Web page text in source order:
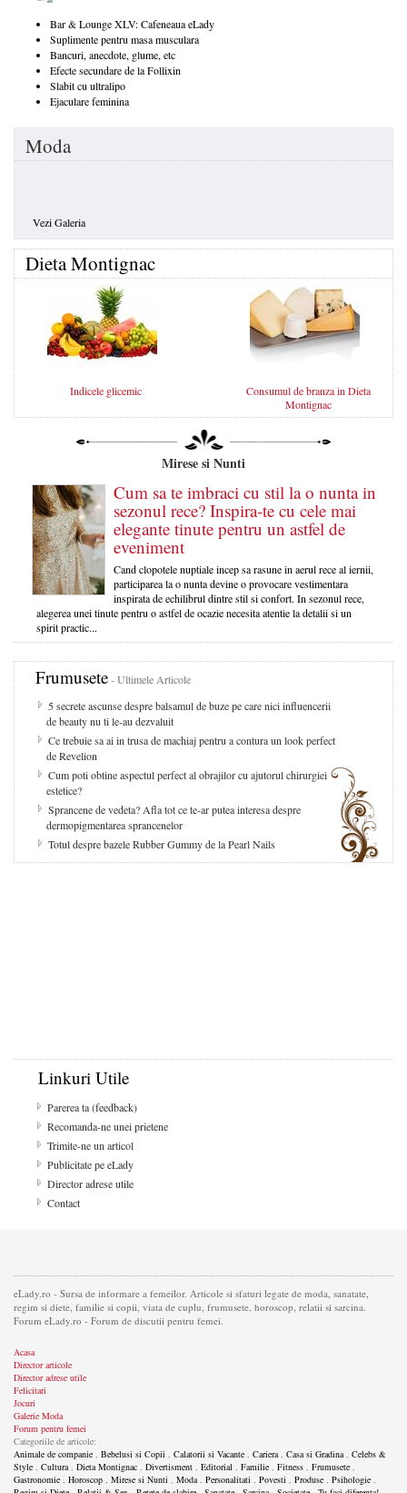
Bar & Lounge XLV: Cafeneaua eLady
Suplimente pentru masa musculara
Bancuri, anecdote, glume, etc
Efecte secundare de la Follixin
Slabit cu ultralipo
Ejaculare feminina
Moda
Vezi Galeria
Dieta Montignac
Indicele glicemic
Consumul de branza in Dieta
Montignac
Mirese si Nunti
Cum sa te imbraci cu stil la o nunta in
sezonul rece? Inspira-te cu cele mai
elegante tinute pentru un astfel de
eveniment
Cand clopotele nuptiale incep sa rasune in aerul rece al iernii,
participarea la o nunta devine o provocare vestimentara
inspirata de echilibrul dintre stil si confort. In sezonul rece,
alegerea unei tinute pentru o astfel de ocazie necesita atentie la detalii si un
spirit practic...
Frumusete- Ultimele Articole
5 secrete ascunse despre balsamul de buze pe care nici influencerii
de beauty nu ti le-au dezvaluit
Ce trebuie sa ai in trusa de machiaj pentru a contura un look perfect
de Revelion
Cum poti obtine aspectul perfect al obrajilor cu ajutorul chirurgiei
estetice?
Sprancene de vedeta? Afla tot ce te-ar putea interesa despre
dermopigmentarea sprancenelor
Totul despre bazele Rubber Gummy de la Pearl Nails
Linkuri Utile
Parerea ta (feedback)
Recomanda-ne unei prietene
Trimite-ne un articol
Publicitate pe eLady
Director adrese utile
Contact
eLady.ro - Sursa de informare a femeilor. Articole si sfaturi legate de moda, sanatate,
regim si diete, familie si copii, viata de cuplu, frumusete, horoscop, relatii si sarcina.
Forum eLady.ro - Forum de discutii pentru femei.
Acasa
Director articole
Director adrese utile
Felicitari
Jocuri
Galerie Moda
Forum pentru femei
Categoriile de articole:
Animale de companie , Bebelusi si Copii , Calatorii si Vacante , Cariera, Casa si Gradina, Celebs &
Style , Cultura, Dieta Montignac , Divertisment , Editorial , Familie , Fitness , Frumusete ,
Gastronomie , Horoscop , Mirese si Nunti , Moda, Personalitati , Povesti , Produse , Psihologie ,